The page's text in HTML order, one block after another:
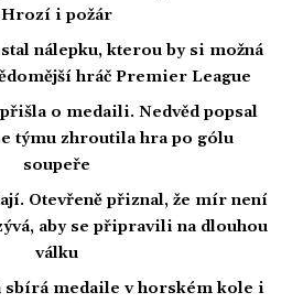
Hrozí i požár
nálepku, kterou by si možná
hráč Premier League
o medaili. Nedvěd popsal
týmu zhroutila hra po gólu
soupeře
Otevřeně přiznal, že mír není
aby se připravili na dlouhou
válku
sbírá medaile v horském kole i